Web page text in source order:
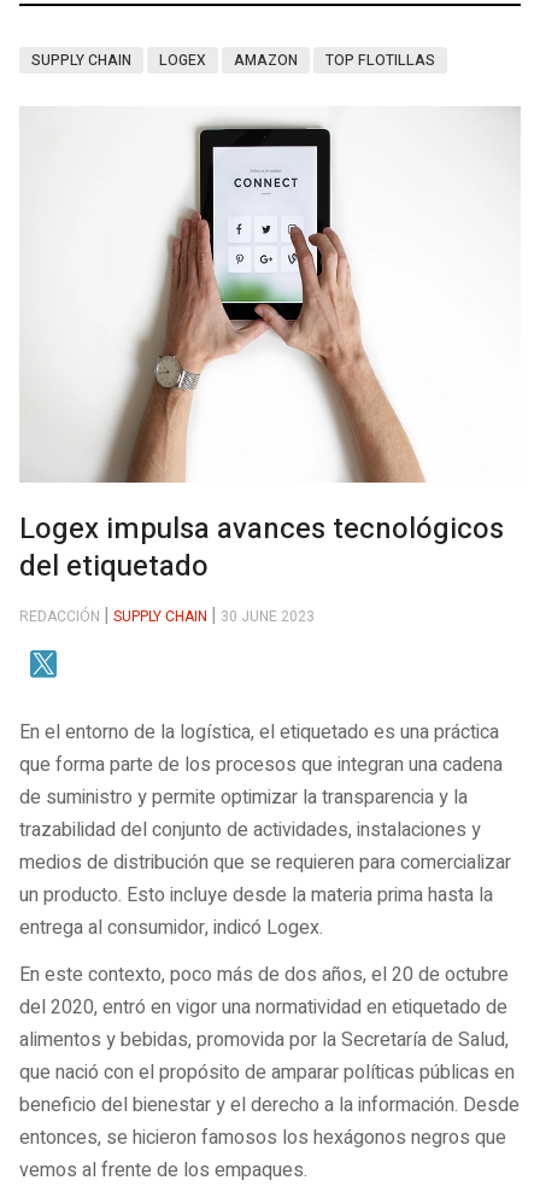
SUPPLY CHAIN LOGEX AMAZON TOP FLOTILLAS
Logex impulsa avances tecnológicos
del etiquetado
REDACCIÓN SUPPLY CHAIN 30 JUNE 2023
En el entorno de la logística, el etiquetado es una práctica
que forma parte de los procesos que integran una cadena
de suministro y permite optimizar la transparencia y la
trazabilidad del conjunto de actividades, instalaciones y
medios de distribución que se requieren para comercializar
un producto. Esto incluye desde la materia prima hasta la
entrega al consumidor, indicó Logex.
En este contexto, poco más de dos años, el 20 de octubre
del 2020, entró en vigor una normatividad en etiquetado de
alimentos y bebidas, promovida por la Secretaría de Salud,
que nació con el propósito de amparar políticas públicas en
beneficio del bienestar y el derecho a la información. Desde
entonces, se hicieron famosos los hexágonos negros que
vemos al frente de los empaques.